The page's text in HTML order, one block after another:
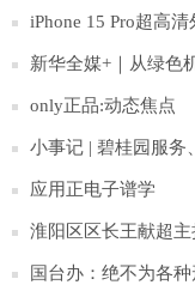
iPhone 15 Pro超高
口
新华全媒+｜从绿色
only正品:动态焦点
小事记 | 碧桂园服务
清算案通过
应用正电子谱学
淮阳区区长王献超
会
国台办：绝不为各